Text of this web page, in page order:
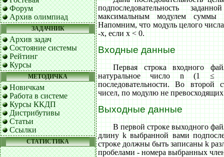
Форум
Архив олимпиад
ЗАДАЧНИК
Архив задач
Состояние системы
Рейтинг
Курсы
МЕТОДИЧКА
Новичкам
Работа в системе
Курсы ККДП
Дистрибутивы
Статьи
Ссылки
СТАТИСТИКА
подпоследовательность
максимальным модулем
Напомним, что модуль целого
-x, если x < 0.
Входные данные
Первая строка входного
натуральное число n (1
последовательности. Во второй
чисел, по модулю не
Выходные данные
В первой строке выходного
длину k выбранной вами
строке должны быть записаны k
пробелами - номера выбранных